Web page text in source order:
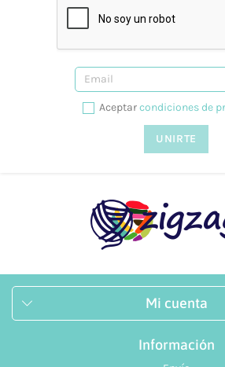
Aceptarcondiciones de
Mi cuenta
Información